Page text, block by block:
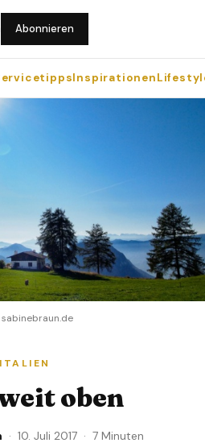
Abonnieren
Inspirationen
sabinebraun.de
ITALIEN
oben
· 10. Juli 2017 · 7 Minuten